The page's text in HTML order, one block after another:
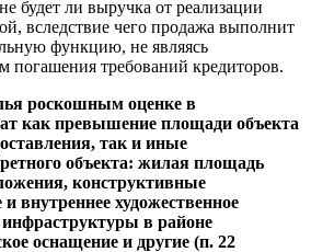
будет ли выручка от реализации
вследствие чего продажа выполнит
функцию, не являясь
погашения требований кредиторов.
роскошным оценке в
как превышение площади объекта
так и иные
объекта: жилая площадь
конструктивные
внутреннее художественное
в районе
оснащение и другие (п. 22